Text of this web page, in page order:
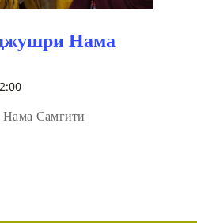
Нама
Самгити